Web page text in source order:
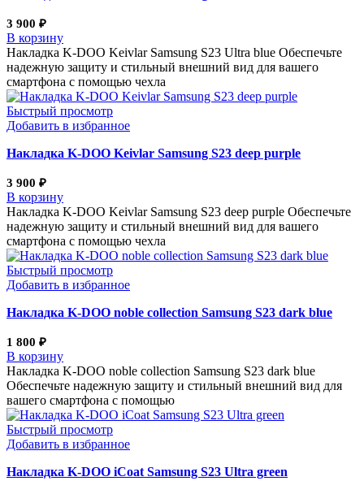
3 900 ₽
В корзину
Накладка K-DOO Keivlar Samsung S23 Ultra blue Обеспечьте
надежную защиту и стильный внешний вид для вашего
смартфона с помощью чехла
Быстрый просмотр
Добавить в избранное
Накладка K-DOO Keivlar Samsung S23 deep purple
3 900 ₽
В корзину
Накладка K-DOO Keivlar Samsung S23 deep purple Обеспечьте
надежную защиту и стильный внешний вид для вашего
смартфона с помощью чехла
Быстрый просмотр
Добавить в избранное
Накладка K-DOO noble collection Samsung S23 dark blue
1 800 ₽
В корзину
Накладка K-DOO noble collection Samsung S23 dark blue
Обеспечьте надежную защиту и стильный внешний вид для
вашего смартфона с помощью
Быстрый просмотр
Добавить в избранное
Накладка K-DOO iCoat Samsung S23 Ultra green